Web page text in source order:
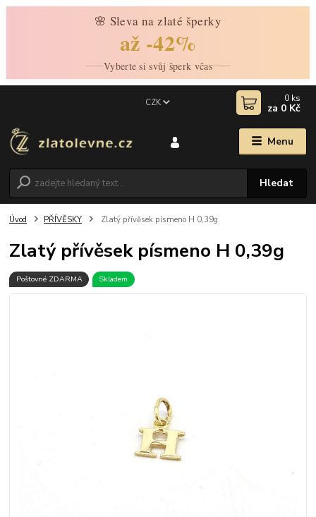
🌸 Sleva na zlaté šperky
až -42%
Vyberte si svůj šperk včas
Menu
CZK
Hledat
0 ks
za 0 Kč
Úvod PŘÍVĚSKY Zlatý přívěsek písmeno H 0,39g
Zlatý přívěsek písmeno H 0,39g
Poštovné ZDARMA Skladem